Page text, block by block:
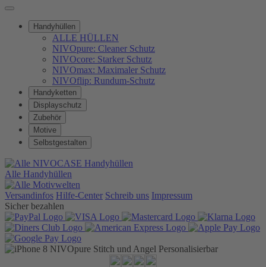
Handyhüllen
ALLE HÜLLEN
NIVOpure: Cleaner Schutz
NIVOcore: Starker Schutz
NIVOmax: Maximaler Schutz
NIVOflip: Rundum-Schutz
Handyketten
Displayschutz
Zubehör
Motive
Selbstgestalten
Alle Handyhüllen
Versandinfos Hilfe-Center Schreib uns Impressum
Sicher bezahlen